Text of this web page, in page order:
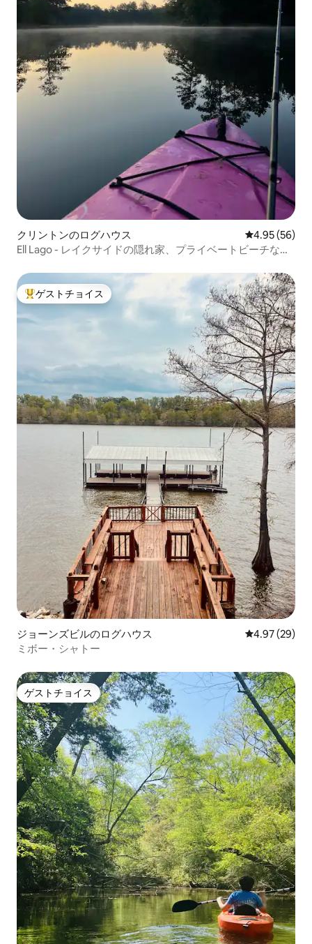
クリントンのログハウス レビュー56
4.95 (56)
Ell Lago - レイクサイドの隠れ家、プライベートビーチな
大好評のゲストチョイスです。
ゲストチョイス
ジョーンズビルのログハウス レビュー29
4.97 (29)
ミボー・シャトー
ゲストチョイス
ゲストチョイス